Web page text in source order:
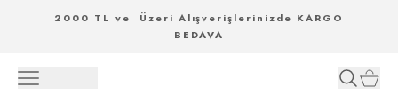
2000 TL ve Üzeri Alışverişlerinizde KARGO
BEDAVA